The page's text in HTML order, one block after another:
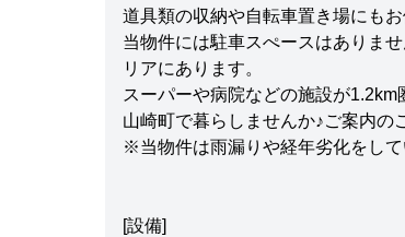
道具類の収納や自転車置き場にもお
当物件には駐車スぺースはありま
リアにあります。
スーパーや病院などの施設が
山崎町で暮らしませんか♪ご案内の
※当物件は雨漏りや経年劣化をし
[設備]